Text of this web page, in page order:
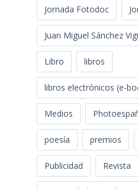
Jornada Fotodoc
Juan Miguel Sánchez
Libro libros
libros electrónicos (e-
Medios
poesía premios
Publicidad Revista